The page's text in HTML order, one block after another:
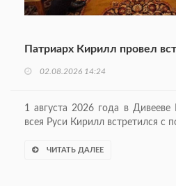
Патриарх Кирилл провел
02.08.2026 14:24
1 августа 2026 года в
всея Руси Кирилл встретился с
ЧИТАТЬ ДАЛЕЕ